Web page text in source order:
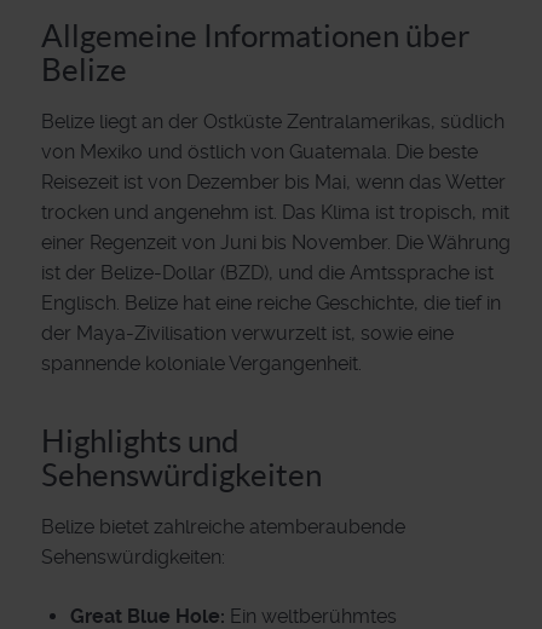
Allgemeine Informationen über
Belize
Belize liegt an der Ostküste Zentralamerikas, südlich
von Mexiko und östlich von Guatemala. Die beste
Reisezeit ist von Dezember bis Mai, wenn das Wetter
trocken und angenehm ist. Das Klima ist tropisch, mit
einer Regenzeit von Juni bis November. Die Währung
ist der Belize-Dollar (BZD), und die Amtssprache ist
Englisch. Belize hat eine reiche Geschichte, die tief in
der Maya-Zivilisation verwurzelt ist, sowie eine
spannende koloniale Vergangenheit.
Highlights und
Sehenswürdigkeiten
Belize bietet zahlreiche atemberaubende
Sehenswürdigkeiten:
Great Blue Hole: Ein weltberühmtes